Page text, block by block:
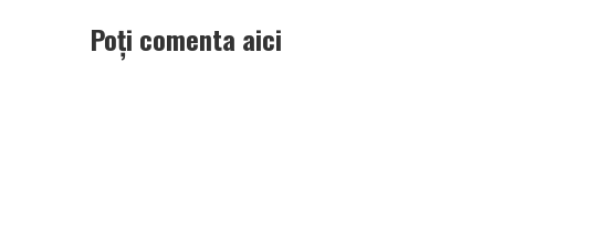
Poți comenta aici